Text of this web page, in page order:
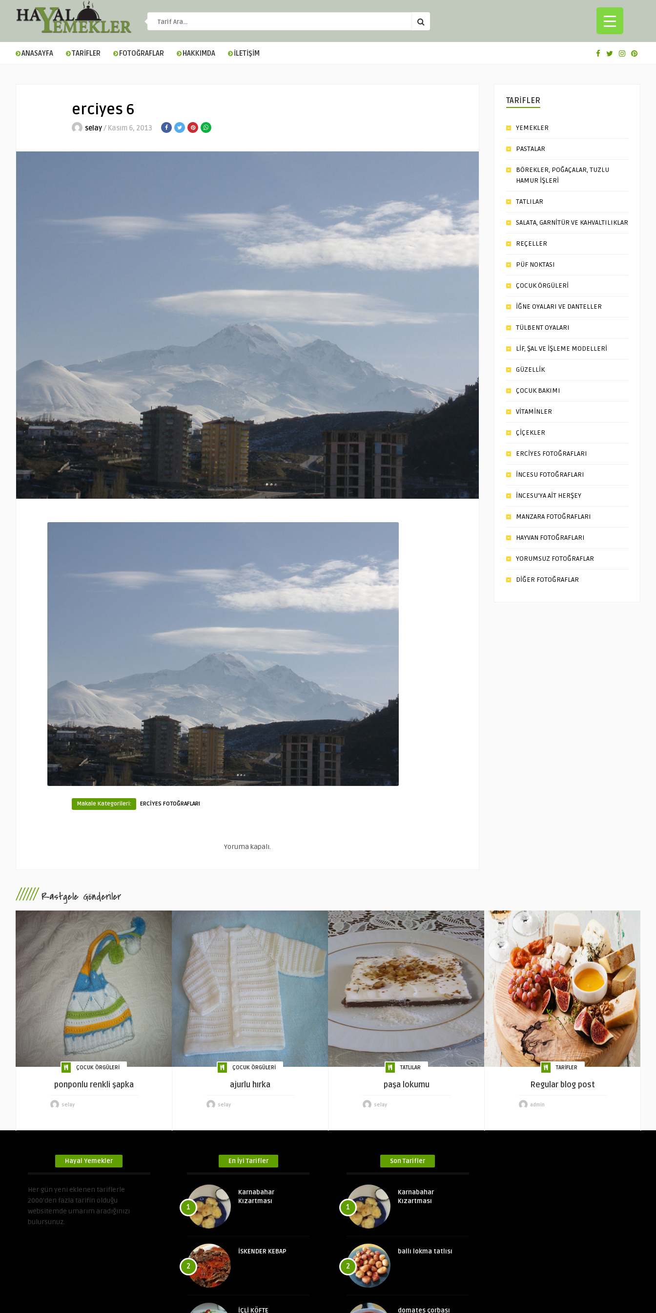
▼
ANASAYFA TARİFLER FOTOĞRAFLAR HAKKIMDA İLETİŞİM
erciyes 6
selay/ Kasım 6, 2013
Makale Kategorileri: ERCİYES FOTOĞRAFLARI
Yoruma kapalı.
TARİFLER
YEMEKLER
PASTALAR
BÖREKLER, POĞAÇALAR, TUZLU
HAMUR İŞLERİ
TATLILAR
SALATA, GARNİTÜR VE KAHVALTILIKLAR
REÇELLER
PÜF NOKTASI
ÇOCUK ÖRGÜLERİ
İĞNE OYALARI VE DANTELLER
TÜLBENT OYALARI
LİF, ŞAL VE İŞLEME MODELLERİ
GÜZELLİK
ÇOCUK BAKIMI
VİTAMİNLER
ÇİÇEKLER
ERCİYES FOTOĞRAFLARI
İNCESU FOTOĞRAFLARI
İNCESU’YA AİT HERŞEY
MANZARA FOTOĞRAFLARI
HAYVAN FOTOĞRAFLARI
YORUMSUZ FOTOĞRAFLAR
DİĞER FOTOĞRAFLAR
////// Rastgele Gönderiler
ÇOCUK ÖRGÜLERİ
ponponlu renkli şapka
selay
ÇOCUK ÖRGÜLERİ
ajurlu hırka
selay
TATLILAR
paşa lokumu
selay
TARİFLER
Regular blog post
admin
Hayal Yemekler
Her gün yeni eklenen tariflerle
2000’den fazla tarifin olduğu
websitemde umarım aradığınızı
bulursunuz.
En İyi Tarifler
1
Karnabahar
Kızartması
2
İSKENDER KEBAP
İÇLİ KÖFTE
Son Tarifler
1
Karnabahar
Kızartması
2
ballı lokma tatlısı
domates çorbası